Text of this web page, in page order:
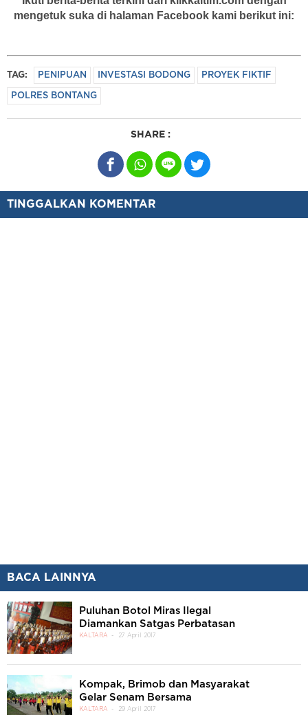
mengetuk suka di halaman Facebook kami berikut ini:
TAG: PENIPUAN INVESTASI BODONG PROYEK FIKTIF
POLRES BONTANG
SHARE :
TINGGALKAN KOMENTAR
BACA LAINNYA
Puluhan Botol Miras Ilegal
Diamankan Satgas Perbatasan
KALTARA 27 April 2017
Kompak, Brimob dan Masyarakat
Gelar Senam Bersama
KALTARA 29 April 2017